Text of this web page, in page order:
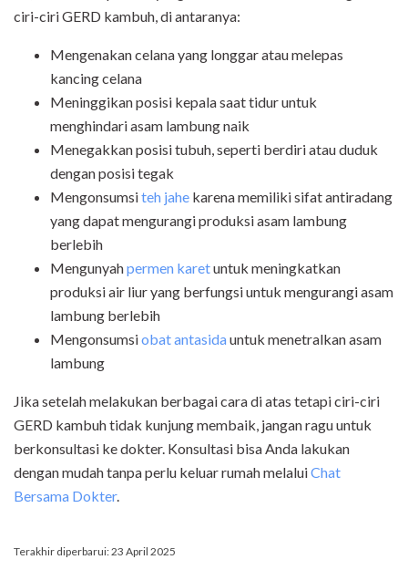
ciri-ciri GERD kambuh, di antaranya:
Mengenakan celana yang longgar atau melepas
kancing celana
Meninggikan posisi kepala saat tidur untuk
menghindari asam lambung naik
Menegakkan posisi tubuh, seperti berdiri atau duduk
dengan posisi tegak
Mengonsumsiteh jahe karena memiliki sifat antiradang
yang dapat mengurangi produksi asam lambung
berlebih
Mengunyahpermen karetuntuk meningkatkan
produksi air liur yang berfungsi untuk mengurangi asam
lambung berlebih
Mengonsumsiobat antasidauntuk menetralkan asam
lambung
Jika setelah melakukan berbagai cara di atas tetapi ciri-ciri
GERD kambuh tidak kunjung membaik, jangan ragu untuk
berkonsultasi ke dokter. Konsultasi bisa Anda lakukan
dengan mudah tanpa perlu keluar rumah melaluiChat
Bersama Dokter.
Terakhir diperbarui: 23 April 2025